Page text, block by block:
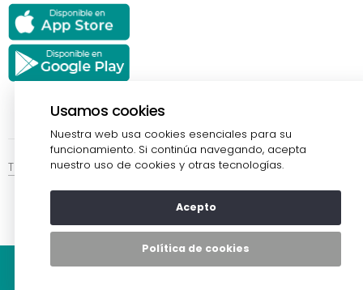
Copyright © 2026 Farmacia Puelles Tegueste.
Términos y Condiciones Política de Privacidad
Usamos cookies
Nuestra web usa cookies esenciales para su
funcionamiento. Si continúa navegando, acepta
nuestro uso de cookies y otras tecnologías.
Acepto
Política de cookies